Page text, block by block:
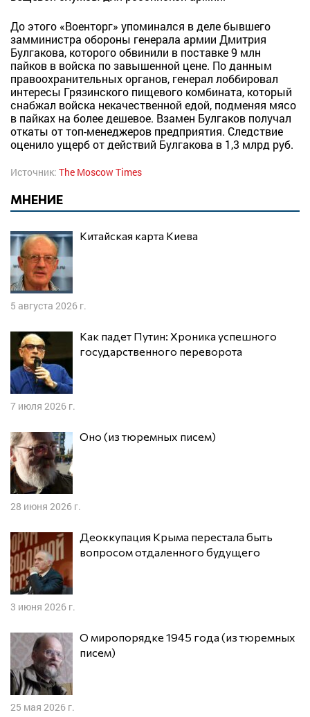
До этого «Военторг» упоминался в деле бывшего
замминистра обороны генерала армии Дмитрия
Булгакова, которого обвинили в поставке 9 млн
пайков в войска по завышенной цене. По данным
правоохранительных органов, генерал лоббировал
интересы Грязинского пищевого комбината, который
снабжал войска некачественной едой, подменяя мясо
в пайках на более дешевое. Взамен Булгаков получал
откаты от топ-менеджеров предприятия. Следствие
оценило ущерб от действий Булгакова в 1,3 млрд руб.
Источник: The Moscow Times
МНЕНИЕ
Китайская карта Киева
5 августа 2026 г.
Как падет Путин: Хроника успешного
государственного переворота
7 июля 2026 г.
Оно (из тюремных писем)
28 июня 2026 г.
Деоккупация Крыма перестала быть
вопросом отдаленного будущего
3 июня 2026 г.
О миропорядке 1945 года (из тюремных
писем)
25 мая 2026 г.